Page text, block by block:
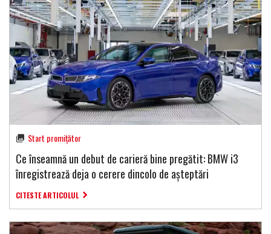
Start promițător
Ce înseamnă un debut de carieră bine pregătit: BMW i3
înregistrează deja o cerere dincolo de așteptări
CITESTE ARTICOLUL